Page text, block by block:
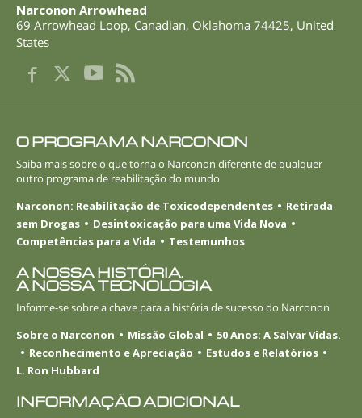
Narconon Arrowhead
69 Arrowhead Loop, Canadian, Oklahoma 74425, United
States
O PROGRAMA NARCONON
Saiba mais sobre o que torna o Narconon diferente de qualquer
outro programa de reabilitação do mundo
Narconon: Reabilitação de Toxicodependentes
Retirada
sem Drogas
Desintoxicação para uma Vida Nova
Competências para a Vida
Testemunhos
A NOSSA HISTÓRIA.
A NOSSA TECNOLOGIA
Informe-sesobre a chave para a história de sucesso do Narconon
Sobre o Narconon
Missão Global
50 Anos: A Salvar Vidas.
Reconhecimento e Apreciação
Estudos e Relatórios
L. Ron Hubbard
INFORMAÇÃO ADICIONAL